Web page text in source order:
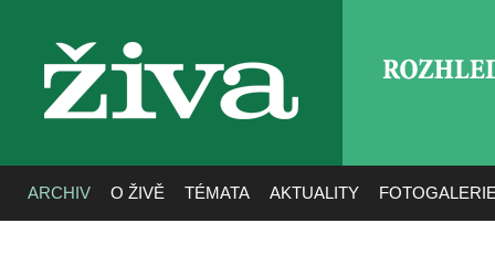
živa
ARCHIV O ŽIVĚ TÉMATA AKTUALITY